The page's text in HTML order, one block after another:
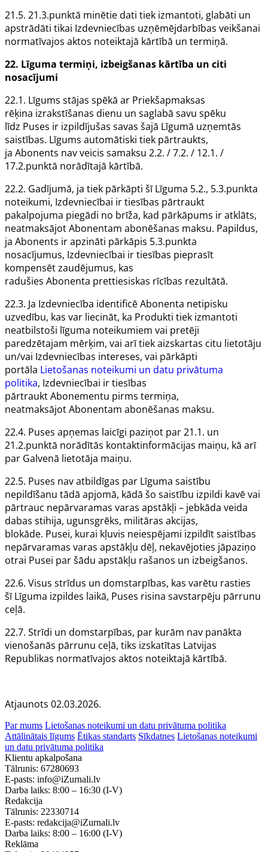
21.5. 21.3.punktā minētie dati tiek izmantoti, glabāti un
apstrādāti tikai Izdevniecības uzņēmējdarbības veikšanai
normatīvajos aktos noteiktajā kārtībā un termiņā.
22. Līguma termiņi, izbeigšanas kārtība un citi
nosacījumi
22.1. Līgums stājas spēkā ar Priekšapmaksas
rēķina izrakstīšanas dienu un saglabā savu spēku
līdz Puses ir izpildījušas savas šajā Līgumā uzņemtās
saistības. Līgums automātiski tiek pārtraukts,
ja Abonents nav veicis samaksu 2.2. / 7.2. / 12.1. /
17.2.punktā norādītajā kārtībā.
22.2. Gadījumā, ja tiek pārkāpti šīLīguma 5.2., 5.3.punkta
noteikumi, Izdevniecībai ir tiesības pārtraukt
pakalpojuma piegādi no brīža, kad pārkāpums ir atklāts,
neatmaksājotAbonentam abonēšanas maksu. Papildus,
ja Abonents ir apzināti pārkāpis 5.3.punkta
nosacījumus, Izdevniecībai ir tiesības pieprasīt
kompensēt zaudējumus, kas
radušies Abonenta prettiesiskas rīcības rezultātā.
22.3. Ja Izdevniecība identificēAbonenta netipisku
uzvedību, kas var liecināt, ka Produkti tiek izmantoti
neatbilstoši līguma noteikumiem vai pretēji
paredzētajam mērķim, vai arī tiek aizskartas citu lietotāju
un/vai Izdevniecības intereses, vai pārkāpti
portāla Lietošanas noteikumi un datu privātuma
politika, Izdevniecībai ir tiesības
pārtrauktAbonementu pirms termiņa,
neatmaksājotAbonentam abonēšanas maksu.
22.4. Puses apņemas laicīgi paziņot par 21.1. un
21.2.punktā norādītās kontaktinformācijas maiņu, kā arī
par Galvenā lietotāja maiņu.
22.5. Puses nav atbildīgas par Līguma saistību
nepildīšanu tādā apjomā, kādā šo saistību izpildi kavē vai
pārtrauc nepārvaramas varas apstākļi – jebkāda veida
dabas stihija, ugunsgrēks, militāras akcijas,
blokāde. Pusei, kurai kļuvis neiespējami izpildīt saistības
nepārvaramas varas apstākļu dēļ, nekavējoties jāpaziņo
otrai Pusei par šādu apstākļu rašanos un izbeigšanos.
22.6. Visus strīdus un domstarpības, kas varētu rasties
šīLīguma izpildes laikā, Puses risina savstarpēju pārrunu
ceļā.
22.7. Strīdi un domstarpības, par kurām nav panākta
vienošanās pārrunu ceļā, tiks izskatītas Latvijas
Republikas normatīvajos aktos noteiktajā kārtībā.
Atjaunots 02.03.2026.
Par mums Lietošanas noteikumi un datu privātuma politika
Attālinātais līgums Ētikas standarts Sīkdatnes Lietošanas noteikumi
un datu privātuma politika
Klientu apkalpošana
Tālrunis: 67280693
E-pasts: info@iZurnali.lv
Darba laiks: 8:00 – 16:30 (I-V)
Redakcija
Tālrunis: 22330714
E-pasts: redakcija@iZurnali.lv
Darba laiks: 8:00 – 16:00 (I-V)
Reklāma